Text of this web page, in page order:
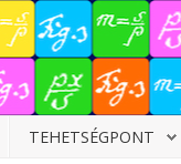
TEHETSÉGPONT